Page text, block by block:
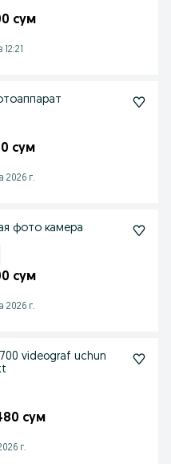
сум
сум
2026 г.
фото камера
сум
2026 г.
videograf uchun
сум
г.